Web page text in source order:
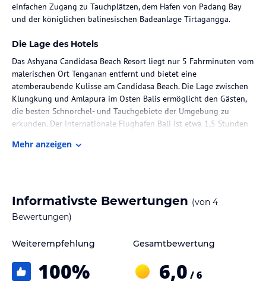
einfachen Zugang zu Tauchplätzen, dem Hafen von Padang Bay
und der königlichen balinesischen Badeanlage Tirtagangga.
Die Lage des Hotels
Das Ashyana Candidasa Beach Resort liegt nur 5 Fahrminuten vom
malerischen Ort Tenganan entfernt und bietet eine
atemberaubende Kulisse am Candidasa Beach. Die Lage zwischen
Klungkung und Amlapura im Osten Balis ermöglicht den Gästen,
die besten Schnorchel- und Tauchgebiete der Umgebung zu
erkunden. Der internationale Flughafen Bali ist etwa 1,5 Stunden
Balkon ausgestattet, von dem aus Sie entweder einen Blick auf
den Garten oder das Meer genießen können. Zur Ausstattung
Badezimmer mit Pflegeprodukten. An der 24-Stunden-Rezeption
einen Wäscheservice und einen Tourenschalter.
Mehr anzeigen
Informativste Bewertungen (von 4
Bewertungen)
Weiterempfehlung
100%
Gesamtbewertung
6,0 / 6